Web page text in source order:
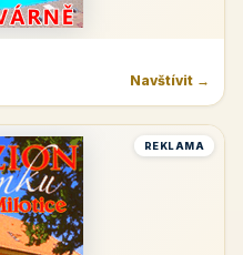
Navštívit →
REKLAMA